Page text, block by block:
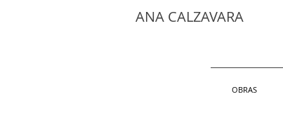
ANA CALZAVARA
OBRAS